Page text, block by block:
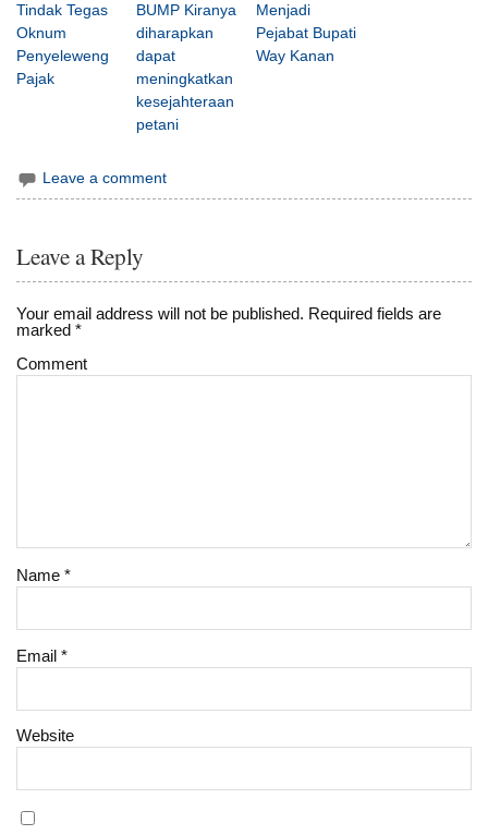
Tindak Tegas
Oknum
Penyeleweng
Pajak
BUMP Kiranya
diharapkan
dapat
meningkatkan
kesejahteraan
petani
Menjadi
Pejabat Bupati
Way Kanan
Leave a comment
Leave a Reply
Your email address will not be published. Required fields are
marked*
Comment
Name*
Email*
Website